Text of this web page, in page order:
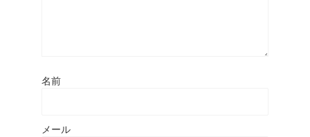
名前
メール